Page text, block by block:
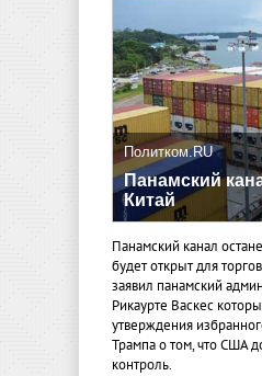
Политком.RU
Панамский
Китай
Панамский канал
будет открыт для
заявил панамский
Рикаурте Васкес
утверждения
Трампа о том, что США
контроль.